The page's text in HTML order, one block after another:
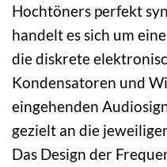
Hochtöners perfekt
handelt es sich um
die diskrete
Kondensatoren und
eingehenden
gezielt an die
Das Design der